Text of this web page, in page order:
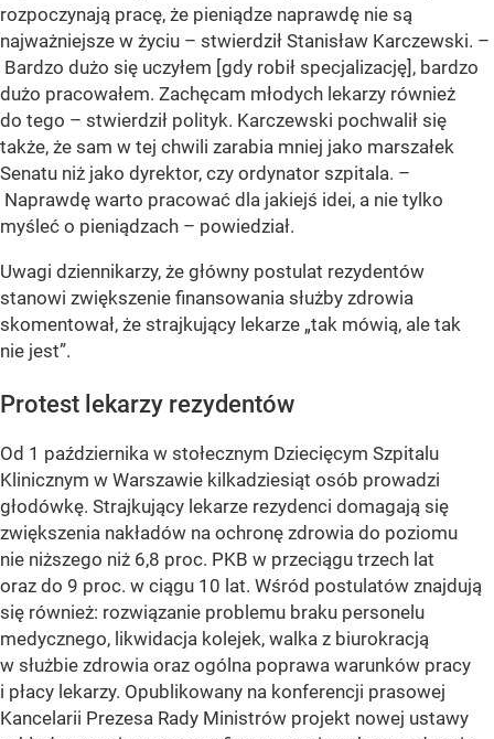
rozpoczynają pracę, że pieniądze naprawdę nie są
najważniejsze w życiu – stwierdził Stanisław Karczewski. –
Bardzo dużo się uczyłem [gdy robił specjalizację], bardzo
dużo pracowałem. Zachęcam młodych lekarzy również
do tego – stwierdził polityk. Karczewski pochwalił się
także, że sam w tej chwili zarabia mniej jako marszałek
Senatu niż jako dyrektor, czy ordynator szpitala. –
Naprawdę warto pracować dla jakiejś idei, a nie tylko
myśleć o pieniądzach – powiedział.
Uwagi dziennikarzy, że główny postulat rezydentów
stanowi zwiększenie finansowania służby zdrowia
skomentował, że strajkujący lekarze „tak mówią, ale tak
nie jest”.
Protest lekarzy rezydentów
Od 1 października w stołecznym Dziecięcym Szpitalu
Klinicznym w Warszawie kilkadziesiąt osób prowadzi
głodówkę. Strajkujący lekarze rezydenci domagają się
zwiększenia nakładów na ochronę zdrowia do poziomu
nie niższego niż 6,8 proc. PKB w przeciągu trzech lat
oraz do 9 proc. w ciągu 10 lat. Wśród postulatów znajdują
się również: rozwiązanie problemu braku personelu
medycznego, likwidacja kolejek, walka z biurokracją
w służbie zdrowia oraz ogólna poprawa warunków pracy
i płacy lekarzy. Opublikowany na konferencji prasowej
Kancelarii Prezesa Rady Ministrów projekt nowej ustawy